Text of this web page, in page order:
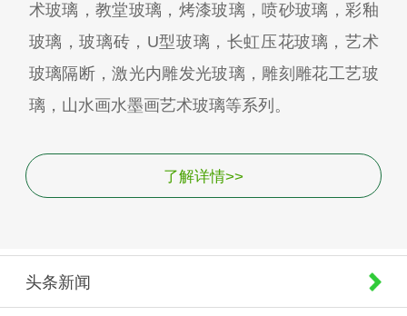
术玻璃，教堂玻璃，烤漆玻璃，喷砂玻璃，彩釉
玻璃，玻璃砖，U型玻璃，长虹压花玻璃，艺术
玻璃隔断，激光内雕发光玻璃，雕刻雕花工艺玻
璃，山水画水墨画艺术玻璃等系列。
了解详情>>
头条新闻